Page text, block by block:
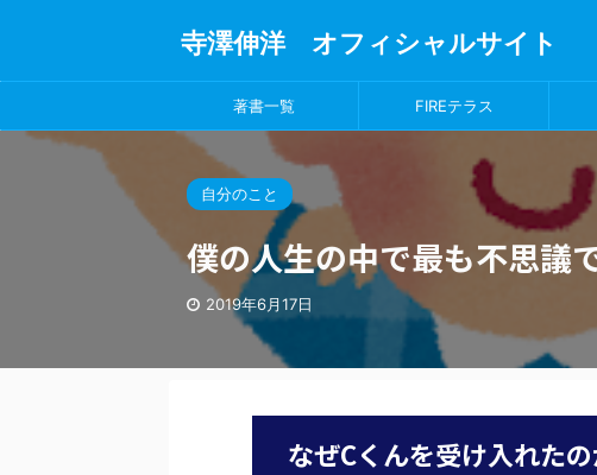
寺澤伸洋 オフィシャルサイト
著書一覧 FIREテラス
自分のこと
僕の人生の中で最も不思議
2019年6月17日
なぜCくんを受け入れた